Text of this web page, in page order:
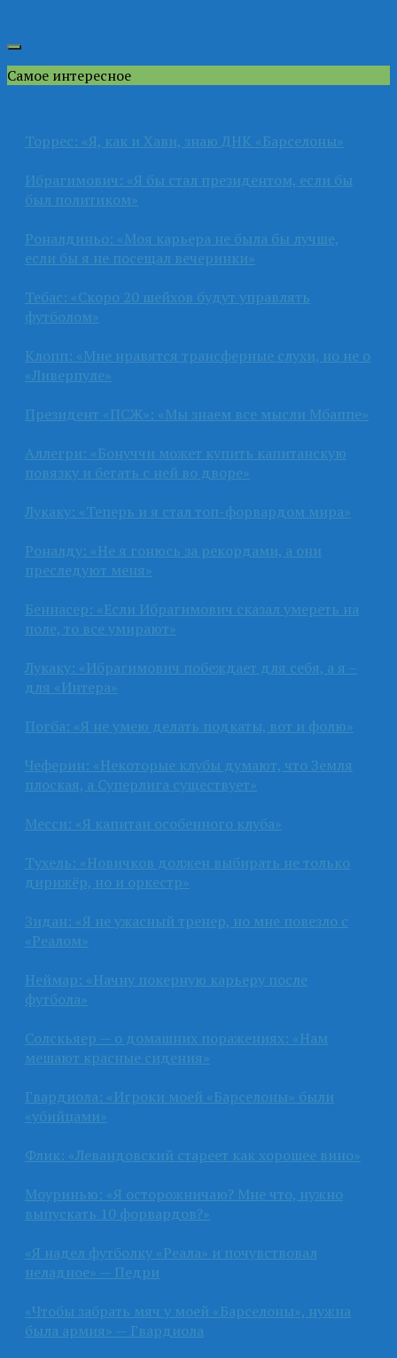
Самое интересное
Торрес: «Я, как и Хави, знаю ДНК «Барселоны»
Ибрагимович: «Я бы стал президентом, если бы
был политиком»
Роналдиньо: «Моя карьера не была бы лучше,
если бы я не посещал вечеринки»
Тебас: «Скоро 20 шейхов будут управлять
футболом»
Клопп: «Мне нравятся трансферные слухи, но не о
«Ливерпуле»
Президент «ПСЖ»: «Мы знаем все мысли Мбаппе»
Аллегри: «Бонуччи может купить капитанскую
повязку и бегать с ней во дворе»
Лукаку: «Теперь и я стал топ-форвардом мира»
Роналду: «Не я гонюсь за рекордами, а они
преследуют меня»
Беннасер: «Если Ибрагимович сказал умереть на
поле, то все умирают»
Лукаку: «Ибрагимович побеждает для себя, а я –
для «Интера»
Погба: «Я не умею делать подкаты, вот и фолю»
Чеферин: «Некоторые клубы думают, что Земля
плоская, а Суперлига существует»
Месси: «Я капитан особенного клуба»
Тухель: «Новичков должен выбирать не только
дирижёр, но и оркестр»
Зидан: «Я не ужасный тренер, но мне повезло с
«Реалом»
Неймар: «Начну покерную карьеру после
футбола»
Солскьяер — о домашних поражениях: «Нам
мешают красные сидения»
Гвардиола: «Игроки моей «Барселоны» были
«убийцами»
Флик: «Левандовский стареет как хорошее вино»
Моуринью: «Я осторожничаю? Мне что, нужно
выпускать 10 форвардов?»
«Я надел футболку «Реала» и почувствовал
неладное» — Педри
«Чтобы забрать мяч у моей «Барселоны», нужна
была армия» — Гвардиола